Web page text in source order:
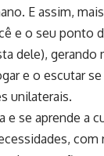
E assim,
e o seu ponto
dele), gerando
e o escutar
unilaterais.
e se aprende a